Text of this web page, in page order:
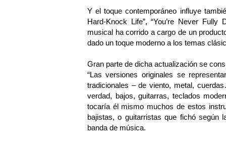
Y el toque contemporáneo influye
Hard-Knock Life”, “You’re Never
musical ha corrido a cargo de un
dado un toque moderno a los temas
Gran parte de dicha actualización se
“Las versiones originales se
tradicionales – de viento, metal,
verdad, bajos, guitarras, teclados
tocaría él mismo muchos de estos
bajistas, o guitarristas que fichó según
banda de música.